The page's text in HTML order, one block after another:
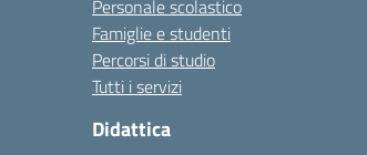
Personale scolastico
Famiglie e studenti
Percorsi di studio
Tutti i servizi
Didattica